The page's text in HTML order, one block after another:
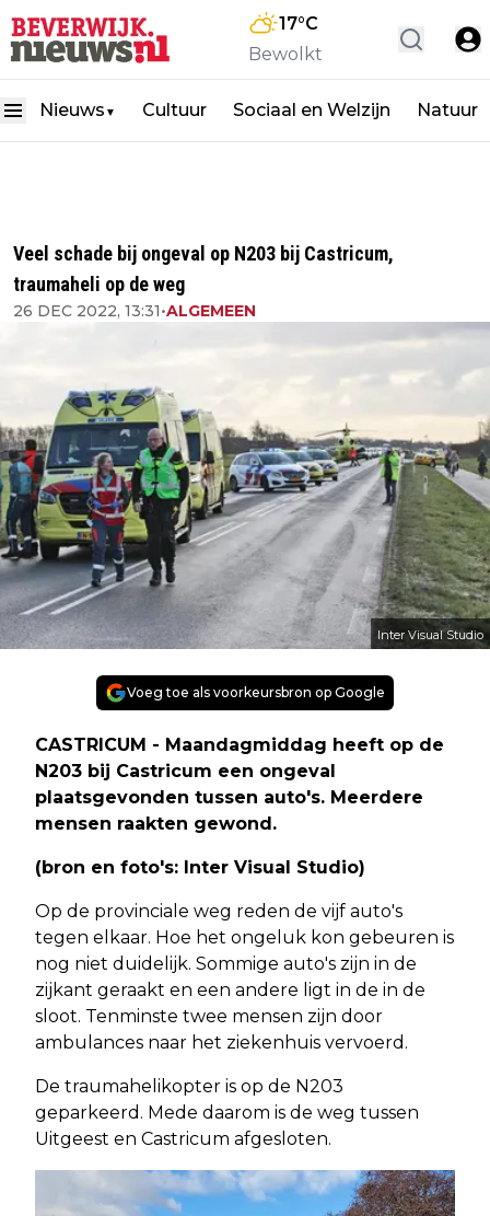
17°C
Bewolkt
Nieuws ▼ Cultuur Sociaal en Welzijn Natuur
Veel schade bij ongeval op N203 bij Castricum,
traumaheli op de weg
26 DEC 2022, 13:31•ALGEMEEN
Inter Visual Studio
Voeg toe als voorkeursbron op Google
CASTRICUM - Maandagmiddag heeft op de
N203 bij Castricum een ongeval
plaatsgevonden tussen auto's. Meerdere
mensen raakten gewond.
(bron en foto's: Inter Visual Studio)
Op de provinciale weg reden de vijf auto's
tegen elkaar. Hoe het ongeluk kon gebeuren is
nog niet duidelijk. Sommige auto's zijn in de
zijkant geraakt en een andere ligt in de in de
sloot. Tenminste twee mensen zijn door
ambulances naar het ziekenhuis vervoerd.
De traumahelikopter is op de N203
geparkeerd. Mede daarom is de weg tussen
Uitgeest en Castricum afgesloten.